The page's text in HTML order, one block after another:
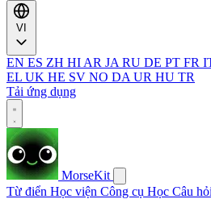
EN ES ZH HI AR JA RU DE PT FR
EL UK HE SV NO DA UR HU TR
Tải ứng dụng
MorseKit
Từ điển Học viện Công cụ Học Câu